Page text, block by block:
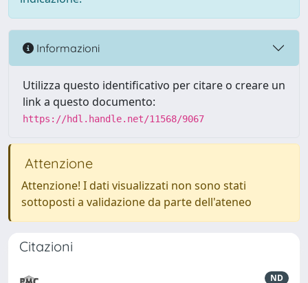
Informazioni
Utilizza questo identificativo per citare o creare un
link a questo documento:
https://hdl.handle.net/11568/9067
Attenzione
Attenzione! I dati visualizzati non sono stati
sottoposti a validazione da parte dell'ateneo
Citazioni
ND